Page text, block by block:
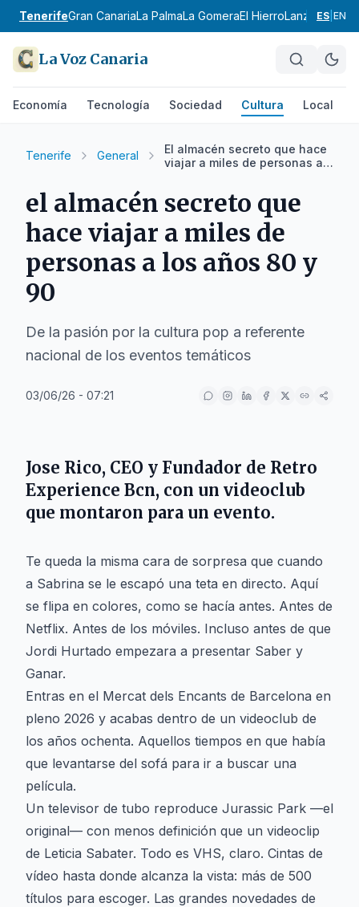
TenerifeGran CanariaLa PalmaLa GomeraEl HierroLanzarote
ES EN
La Voz Canaria
Economía Tecnología Sociedad Cultura Local
Tenerife General
El almacén secreto que hace
viajar a miles de personas a
el almacén secreto que
hace viajar a miles de
personas a los años 80 y
90
De la pasión por la cultura pop a referente
nacional de los eventos temáticos
03/06/26 - 07:21
Jose Rico, CEO y Fundador de Retro
Experience Bcn, con un videoclub
que montaron para un evento.
Te queda la misma cara de sorpresa que cuando
a Sabrina se le escapó una teta en directo. Aquí
se flipa en colores, como se hacía antes. Antes de
Netflix. Antes de los móviles. Incluso antes de que
Jordi Hurtado empezara a presentar Saber y
Ganar.
Entras en el Mercat dels Encants de Barcelona en
pleno 2026 y acabas dentro de un videoclub de
los años ochenta. Aquellos tiempos en que había
que levantarse del sofá para ir a buscar una
película.
Un televisor de tubo reproduce Jurassic Park —el
original— con menos definición que un videoclip
de Leticia Sabater. Todo es VHS, claro. Cintas de
vídeo hasta donde alcanza la vista: más de 500
títulos para escoger. Las grandes novedades de